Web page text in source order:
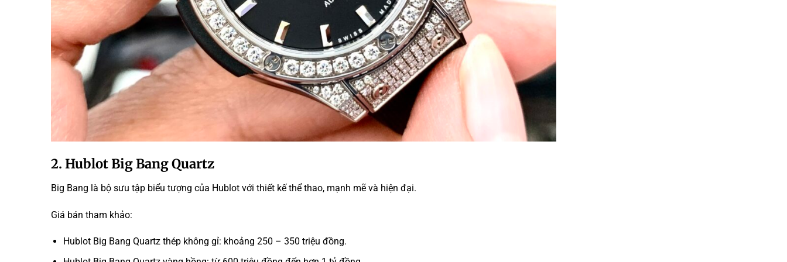
2. Hublot Big Bang Quartz
Big Bang là bộ sưu tập biểu tượng của Hublot với thiết kế thể thao, mạnh mẽ và hiện đại.
Giá bán tham khảo:
Hublot Big Bang Quartz thép không gỉ: khoảng 250 – 350 triệu đồng.